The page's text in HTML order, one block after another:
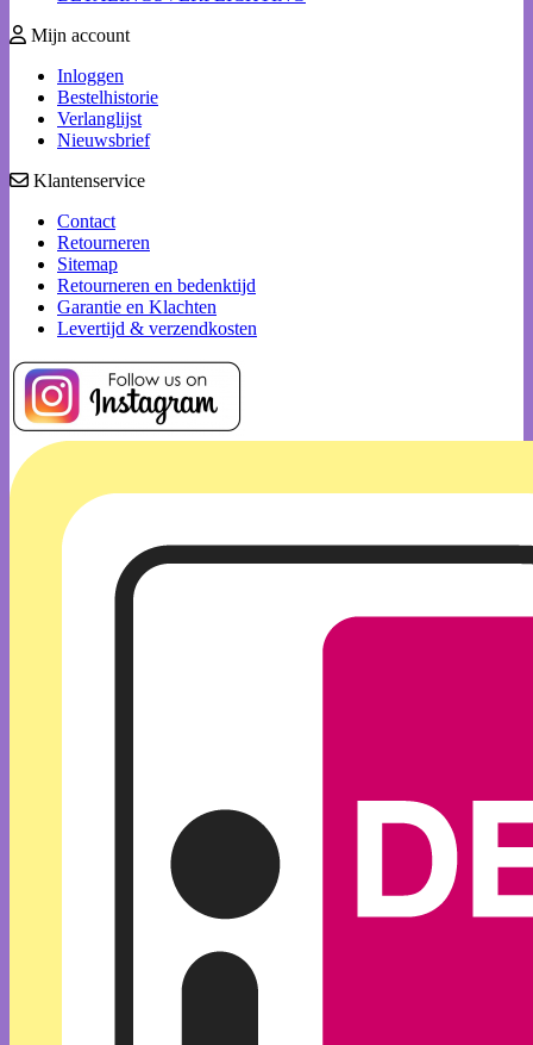
Mijn account
Inloggen
Bestelhistorie
Verlanglijst
Nieuwsbrief
Klantenservice
Contact
Retourneren
Sitemap
Retourneren en bedenktijd
Garantie en Klachten
Levertijd & verzendkosten